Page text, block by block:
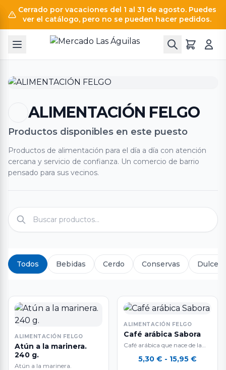
Cerrado por vacaciones del 1 al 31 de agosto. Puedes
ver el catálogo, pero no se pueden hacer pedidos.
ALIMENTACIÓN FELGO
Productos disponibles en este puesto
Productos de alimentación para el día a día con atención
cercana y servicio de confianza. Un comercio de barrio
pensado para sus vecinos.
Todos Bebidas Cerdo Conservas Dulces
ALIMENTACIÓN FELGO
Atún a la marinera.
240 g.
Atún a la marinera.
ALIMENTACIÓN FELGO
Café arábica Sabora
Café arábica que nace de la
de Colombia, Brasil y…
5,30 € - 15,95 €